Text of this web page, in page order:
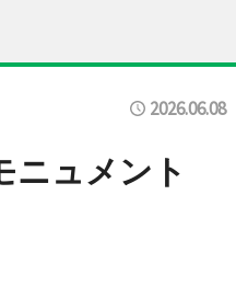
2026.06.08
ニュメント